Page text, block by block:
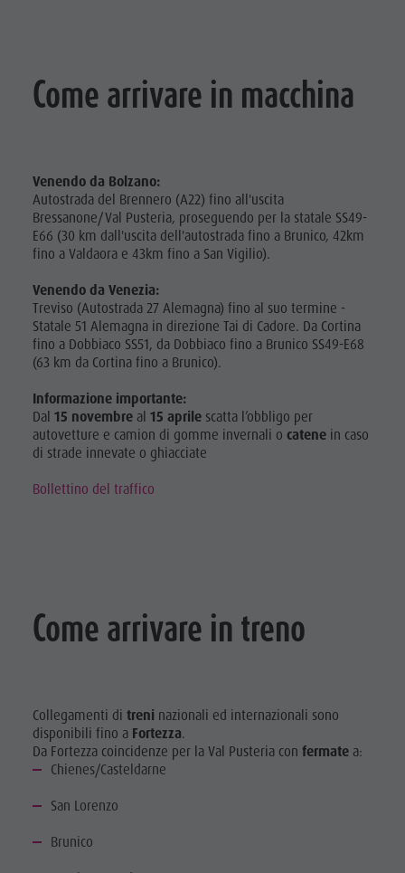
Come arrivare in macchina
Venendo da Bolzano:
Autostrada del Brennero (A22) fino all'uscita
Bressanone/Val Pusteria, proseguendo per la statale SS49-
E66 (30 km dall'uscita dell'autostrada fino a Brunico, 42km
fino a Valdaora e 43km fino a San Vigilio).
Venendo da Venezia:
Treviso (Autostrada 27 Alemagna) fino al suo termine -
Statale 51 Alemagna in direzione Tai di Cadore. Da Cortina
fino a Dobbiaco SS51, da Dobbiaco fino a Brunico SS49-E68
(63 km da Cortina fino a Brunico).
Informazione importante:
Dal 15 novembre al 15 aprile scatta l’obbligo per
autovetture e camion di gomme invernali o catene in caso
di strade innevate o ghiacciate
Bollettino del traffico
Come arrivare in treno
Collegamenti di treni nazionali ed internazionali sono
disponibili fino a Fortezza.
Da Fortezza coincidenze per la Val Pusteria con fermate a:
Chienes/Casteldarne
San Lorenzo
Brunico